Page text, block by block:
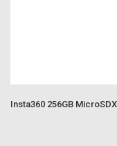
Insta360 256GB